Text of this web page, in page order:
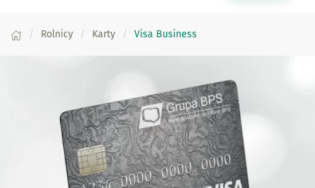
Rolnicy Karty Visa Business